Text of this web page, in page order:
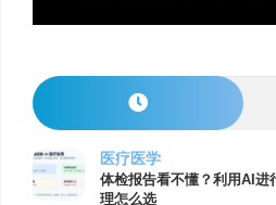
医疗医学
体检报告看不懂？利用AI进
理怎么选